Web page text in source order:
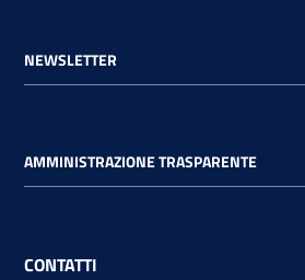
NEWSLETTER
AMMINISTRAZIONE TRASPARENTE
CONTATTI